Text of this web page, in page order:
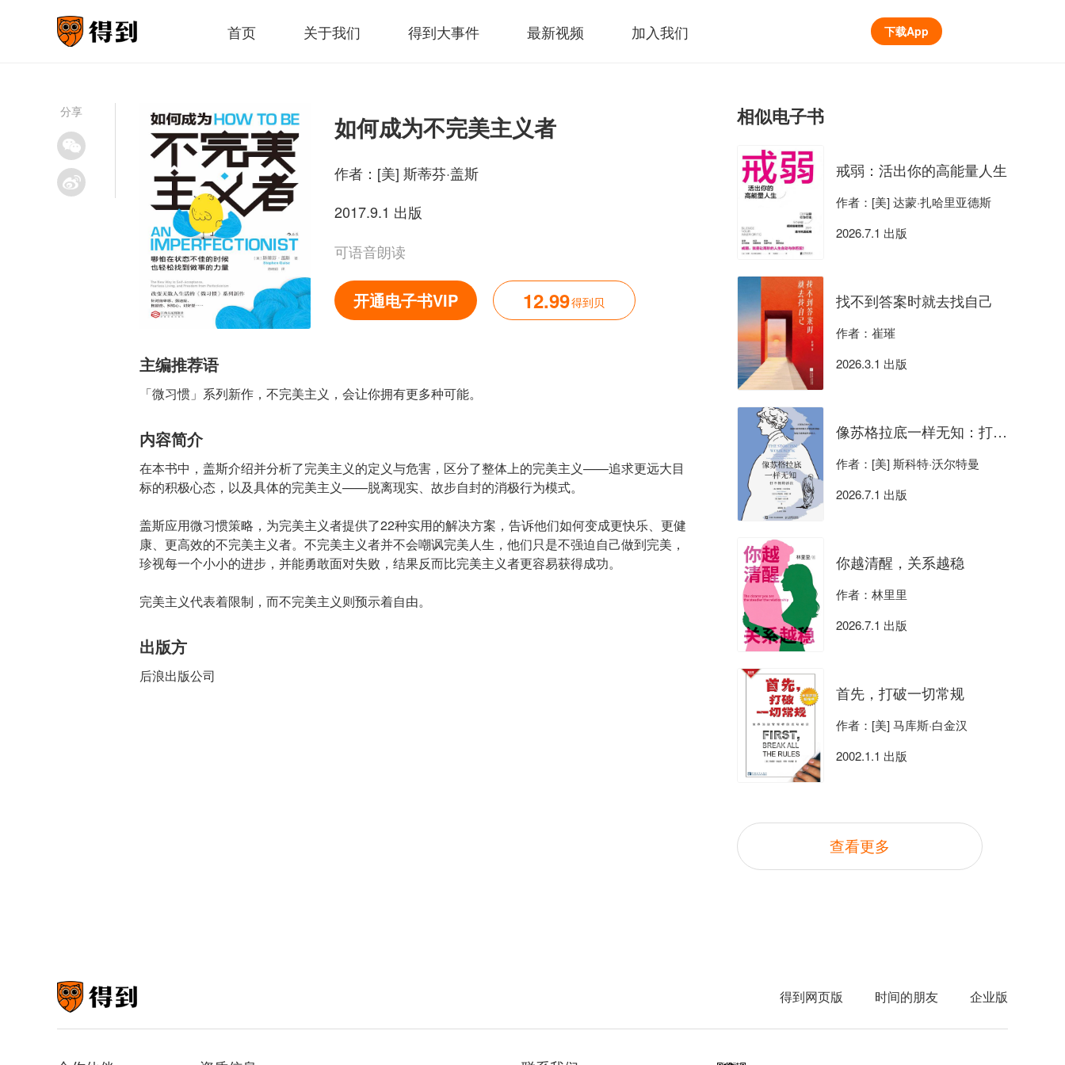
首页 关于我们 得到大事件 最新视频 加入我们 下载App
分享
如何成为不完美主义者
作者： [美] 斯蒂芬·盖斯
2017.9.1 出版
可语音朗读
开通电子书VIP 12.99得到贝
主编推荐语
「微习惯」系列新作，不完美主义，会让你拥有更多种可能。
内容简介
在本书中，盖斯介绍并分析了完美主义的定义与危害，区分了整体上的完美主义——追求更远大目
标的积极心态，以及具体的完美主义——脱离现实、故步自封的消极行为模式。
盖斯应用微习惯策略，为完美主义者提供了22种实用的解决方案，告诉他们如何变成更快乐、更健
康、更高效的不完美主义者。不完美主义者并不会嘲讽完美人生，他们只是不强迫自己做到完美，
珍视每一个小小的进步，并能勇敢面对失败，结果反而比完美主义者更容易获得成功。
完美主义代表着限制，而不完美主义则预示着自由。
出版方
后浪出版公司
相似电子书
戒弱：活出你的高能量人生
作者：[美] 达蒙·扎哈里亚德斯
2026.7.1 出版
找不到答案时就去找自己
作者：崔璀
2026.3.1 出版
像苏格拉底一样无知：打不倒的活法
作者：[美] 斯科特·沃尔特曼
2026.7.1 出版
你越清醒，关系越稳
作者：林里里
2026.7.1 出版
首先，打破一切常规
作者：[美] 马库斯·白金汉
2002.1.1 出版
查看更多
得到网页版 时间的朋友 企业版